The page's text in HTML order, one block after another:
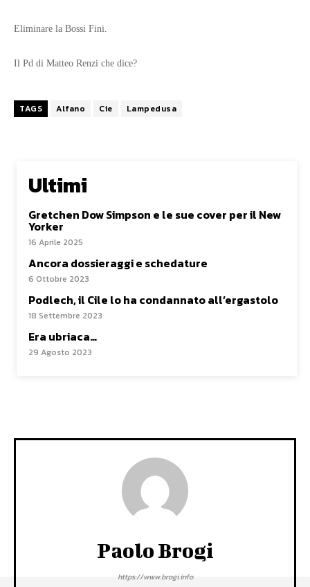
Eliminare la Bossi Fini.
Il Pd di Matteo Renzi che dice?
TAGS Alfano Cie Lampedusa
Ultimi
Gretchen Dow Simpson e le sue cover per il New
Yorker
16 Aprile 2025
Ancora dossieraggi e schedature
6 Ottobre 2023
Podlech, il Cile lo ha condannato all’ergastolo
18 Settembre 2023
Era ubriaca…
29 Agosto 2023
Paolo Brogi
https://www.brogi.info